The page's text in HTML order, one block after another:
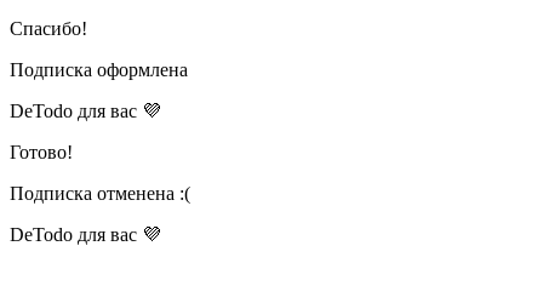
Спасибо!
Подписка оформлена
DeTodo для вас 💜
Готово!
Подписка отменена :(
DeTodo для вас 💜